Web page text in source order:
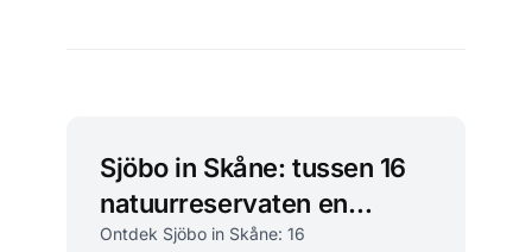
Sjöbo in Skåne: tussen 16
natuurreservaten en
dorpsgezelligheid
Ontdek Sjöbo in Skåne: 16